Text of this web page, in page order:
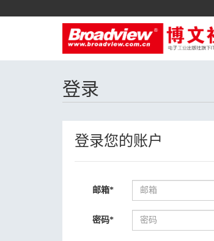
登录
登录您的账户
邮箱*
密码*